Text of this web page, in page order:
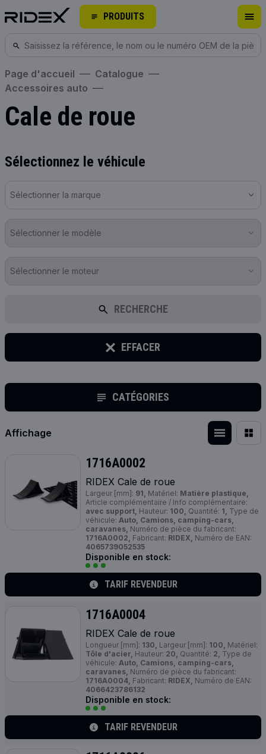
PRODUITS
Page d'accueil
Catalogue
Accessoires auto
Cale de roue
Sélectionnez le véhicule
Sélectionner la marque
Sélectionner le modèle
Sélectionner le moteur
RECHERCHE
EFFACER
CATÉGORIES
Affichage
1716A0002
RIDEX Cale de roue
Largeur [mm]: 91, Matériel: Matière plastique,
Article complémentaire / Info complémentaire:
avec support, Hauteur: 100, Quantité: 1, Type de
véhicule: Auto, Camions, camping-cars,
caravanes, Numéro de pièce du fabricant:
1716A0002, Fabricant: RIDEX, Numéro de EAN:
4065739052535
Disponible en stock:
TARIF REVENDEUR
1716A0004
RIDEX Cale de roue
Longueur [mm]: 130, Largeur [mm]: 100, Matériel:
Tôle d'acier, Hauteur: 20, Quantité: 2, Type de
véhicule: Auto, Camions, camping-cars,
caravanes, Numéro de pièce du fabricant:
1716A0004, Fabricant: RIDEX, Numéro de EAN:
4066423786132
Disponible en stock:
TARIF REVENDEUR